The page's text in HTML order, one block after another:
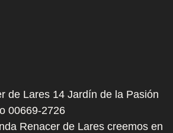
de Lares 14 Jardín de la Pasión
00669-2726
Renacer de Lares creemos en